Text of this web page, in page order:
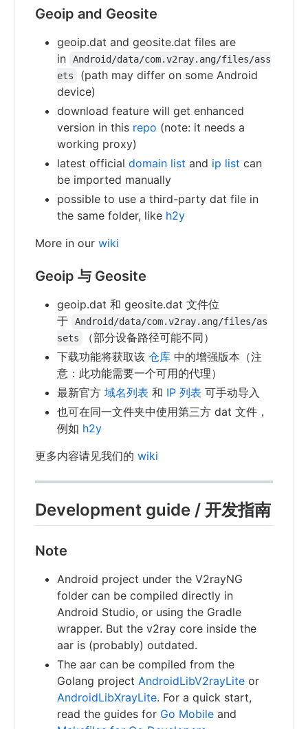
Geoip and Geosite
geoip.dat and geosite.dat files are
in
Android/data/com.v2ray.ang/files/ass
ets
(path may differ on some Android
device)
download feature will get enhanced
version in this repo (note: it needs a
working proxy)
latest official domain list and ip list can
be imported manually
possible to use a third-party dat file in
the same folder, like h2y
More in our wiki
Geoip 与 Geosite
geoip.dat 和 geosite.dat 文件位
于
Android/data/com.v2ray.ang/files/as
sets
（部分设备路径可能不同）
下载功能将获取该 仓库 中的增强版本（注
意：此功能需要一个可用的代理）
最新官方 域名列表 和 IP 列表 可手动导入
也可在同一文件夹中使用第三方 dat 文件，
例如 h2y
更多内容请见我们的 wiki
Development guide / 开发指南
Note
Android project under the V2rayNG
folder can be compiled directly in
Android Studio, or using the Gradle
wrapper. But the v2ray core inside the
aar is (probably) outdated.
The aar can be compiled from the
Golang project AndroidLibV2rayLite or
AndroidLibXrayLite. For a quick start,
read the guides for Go Mobile and